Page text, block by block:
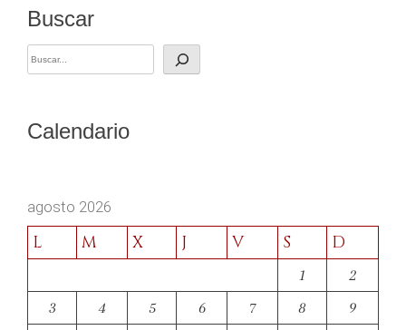
Buscar
Calendario
agosto 2026
L M X J V S D
1
2
3
4 5 6 7 8
9